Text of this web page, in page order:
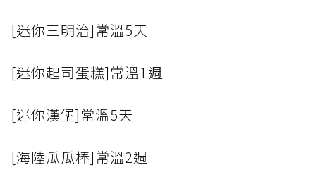
[迷你三明治]常溫5天
[迷你起司蛋糕]常溫1週
[迷你漢堡]常溫5天
[海陸瓜瓜棒]常溫2週